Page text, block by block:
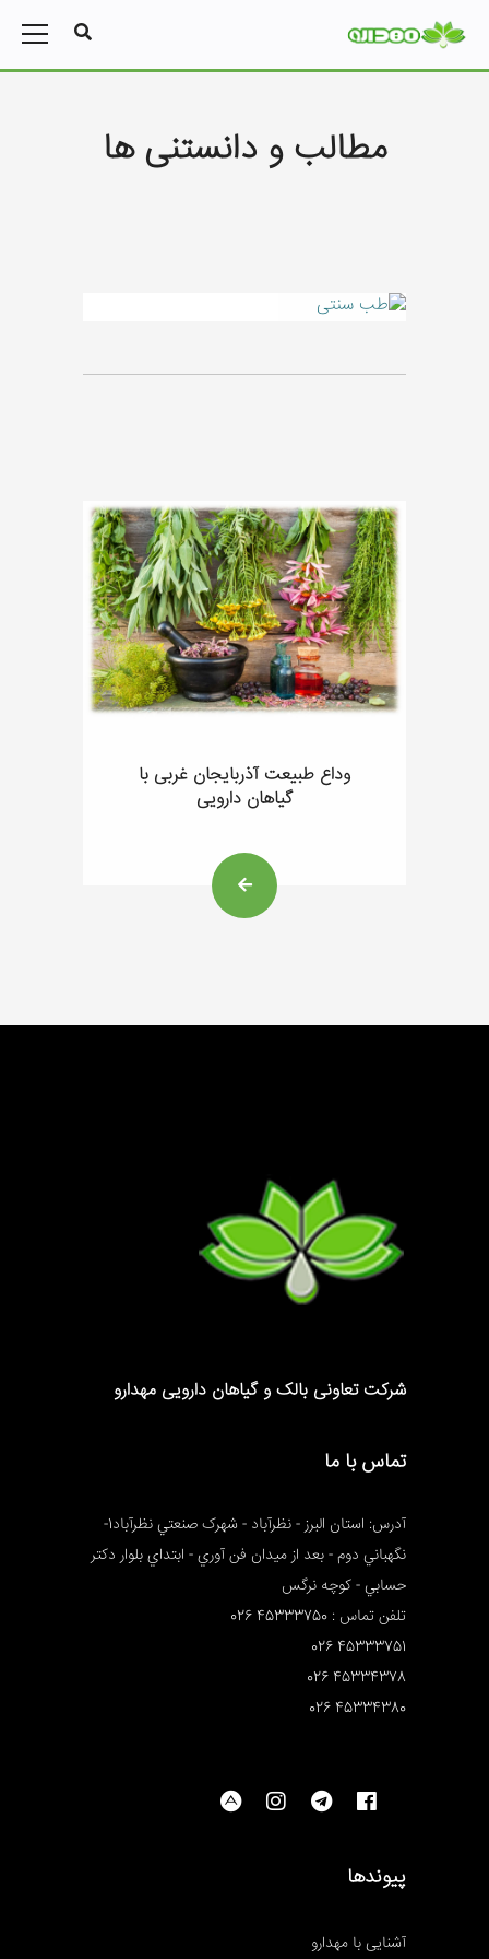
مطالب و دانستنی ها
وداع طبیعت آذربایجان غربی با
گیاهان دارویی
شرکت تعاونی بالک و گیاهان دارویی مهدارو
تماس با ما
آدرس: استان البرز - نظرآباد - شهرک صنعتي نظرآباد1-
نگهباني دوم - بعد از ميدان فن آوري - ابتداي بلوار دکتر
حسابي - کوچه نرگس
تلفن تماس : 45333750 026
45333751 026
45334378 026
45334380 026
پیوندها
آشنایی با مهدارو